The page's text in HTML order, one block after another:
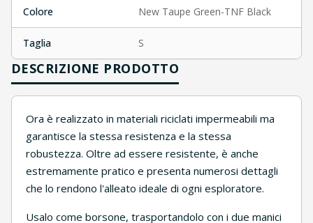
Colore New Taupe Green-TNF Black
Taglia S
DESCRIZIONE PRODOTTO
Ora è realizzato in materiali riciclati impermeabili ma
garantisce la stessa resistenza e la stessa
robustezza. Oltre ad essere resistente, è anche
estremamente pratico e presenta numerosi dettagli
che lo rendono l'alleato ideale di ogni esploratore.
Usalo come borsone, trasportandolo con i due manici